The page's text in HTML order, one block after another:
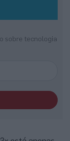
sobre tecnologia